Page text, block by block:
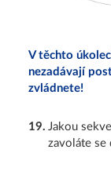
V těchto
nezadávají
zvládnete!
19. Jakou
zavoláte se